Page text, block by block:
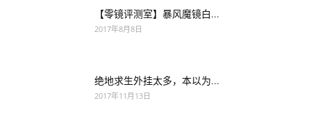
【零镜评测室】暴风魔镜白...
2017年8月8日
绝地求生外挂太多，本以为...
2017年11月13日